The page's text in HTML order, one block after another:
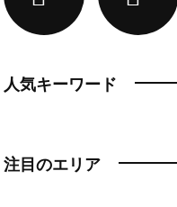
人気キーワード
注目のエリア